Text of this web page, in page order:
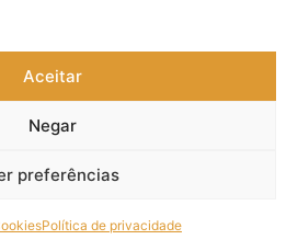
Aceitar
Negar
preferências
Política de privacidade
– Design by
de Reclamações